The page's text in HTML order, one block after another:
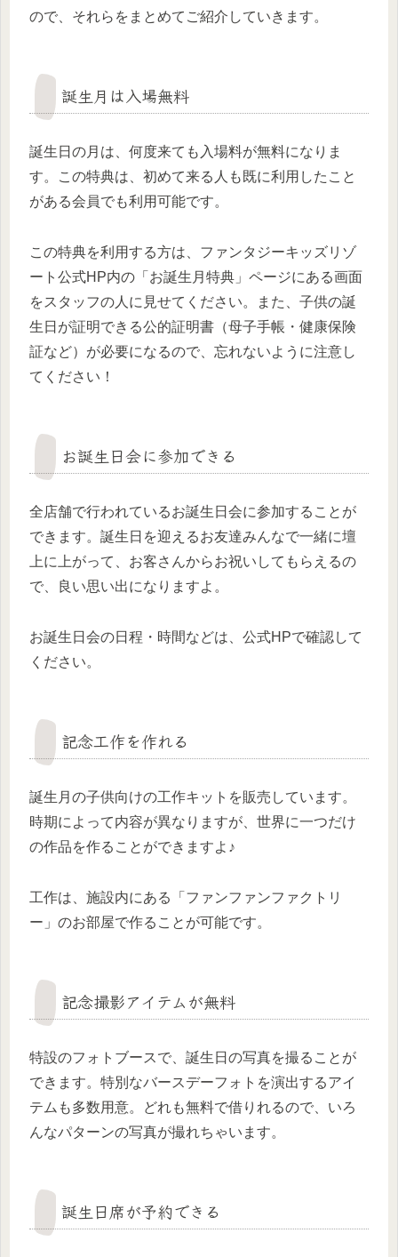
ので、それらをまとめてご紹介していきます。
誕生月は入場無料
誕生日の月は、何度来ても入場料が無料になりま
す。この特典は、初めて来る人も既に利用したこと
がある会員でも利用可能です。
この特典を利用する方は、ファンタジーキッズリゾ
ート公式HP内の「お誕生月特典」ページにある画面
をスタッフの人に見せてください。また、子供の誕
生日が証明できる公的証明書（母子手帳・健康保険
証など）が必要になるので、忘れないように注意し
てください！
お誕生日会に参加できる
全店舗で行われているお誕生日会に参加することが
できます。誕生日を迎えるお友達みんなで一緒に壇
上に上がって、お客さんからお祝いしてもらえるの
で、良い思い出になりますよ。
お誕生日会の日程・時間などは、公式HPで確認して
ください。
記念工作を作れる
誕生月の子供向けの工作キットを販売しています。
時期によって内容が異なりますが、世界に一つだけ
の作品を作ることができますよ♪
工作は、施設内にある「ファンファンファクトリ
ー」のお部屋で作ることが可能です。
記念撮影アイテムが無料
特設のフォトブースで、誕生日の写真を撮ることが
できます。特別なバースデーフォトを演出するアイ
テムも多数用意。どれも無料で借りれるので、いろ
んなパターンの写真が撮れちゃいます。
誕生日席が予約できる